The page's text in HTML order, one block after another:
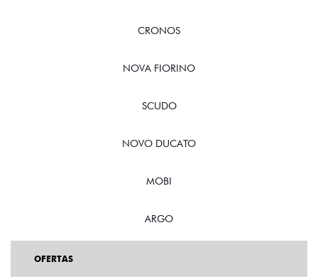
CRONOS
NOVA FIORINO
SCUDO
NOVO DUCATO
MOBI
ARGO
OFERTAS